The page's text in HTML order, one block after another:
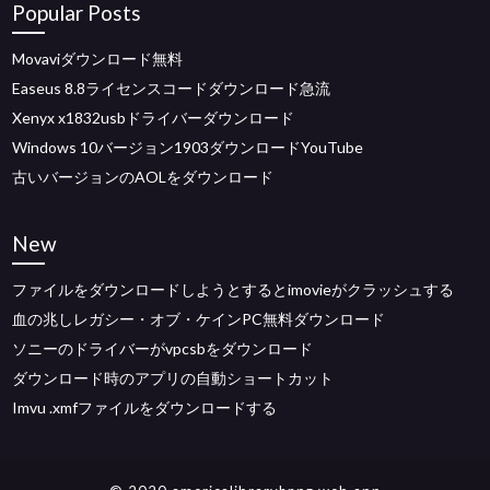
Popular Posts
Movaviダウンロード無料
Easeus 8.8ライセンスコードダウンロード急流
Xenyx x1832usbドライバーダウンロード
Windows 10バージョン1903ダウンロードYouTube
古いバージョンのAOLをダウンロード
New
ファイルをダウンロードしようとするとimovieがクラッシュする
血の兆しレガシー・オブ・ケインPC無料ダウンロード
ソニーのドライバーがvpcsbをダウンロード
ダウンロード時のアプリの自動ショートカット
Imvu .xmfファイルをダウンロードする